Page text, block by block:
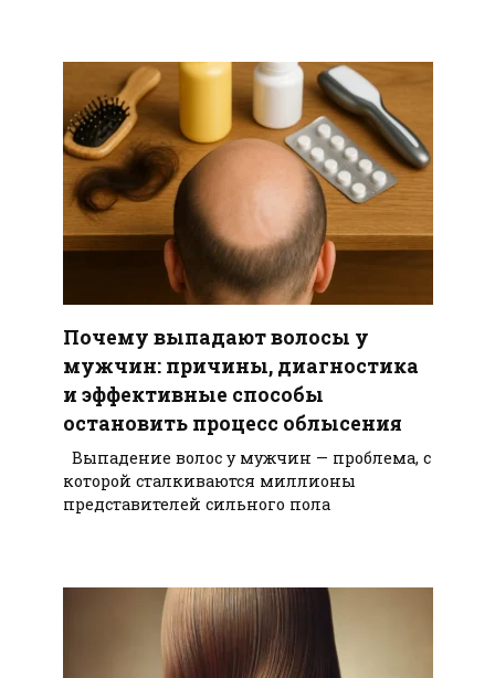
Почему выпадают волосы у
мужчин: причины, диагностика
и эффективные способы
остановить процесс облысения
Выпадение волос у мужчин — проблема, с
которой сталкиваются миллионы
представителей сильного пола